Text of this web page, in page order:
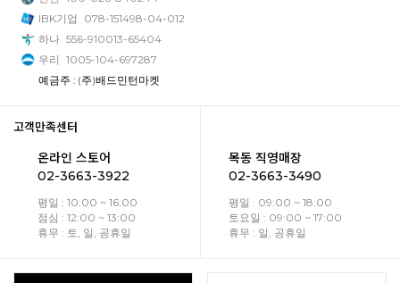
IBK기업
078-151498-04-012
하나 556-910013-65404
우리 1005-104-697287
예금주 : (주)배드민턴마켓
고객만족센터
온라인 스토어
02-3663-3922
평일 : 10:00 ~ 16:00
점심 : 12:00 ~ 13:00
휴무 : 토, 일, 공휴일
목동 직영매장
02-3663-3490
평일 : 09:00 ~ 18:00
토요일 : 09:00 ~ 17:00
휴무 : 일, 공휴일